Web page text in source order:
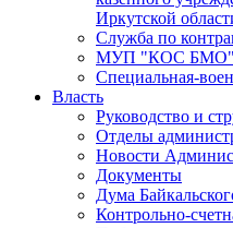
Иркутской
Служба по
МУП "КОС БМО"
Специальная-
Власть
Руководство и
Отделы
Новости
Документы
Дума
Контрольно-